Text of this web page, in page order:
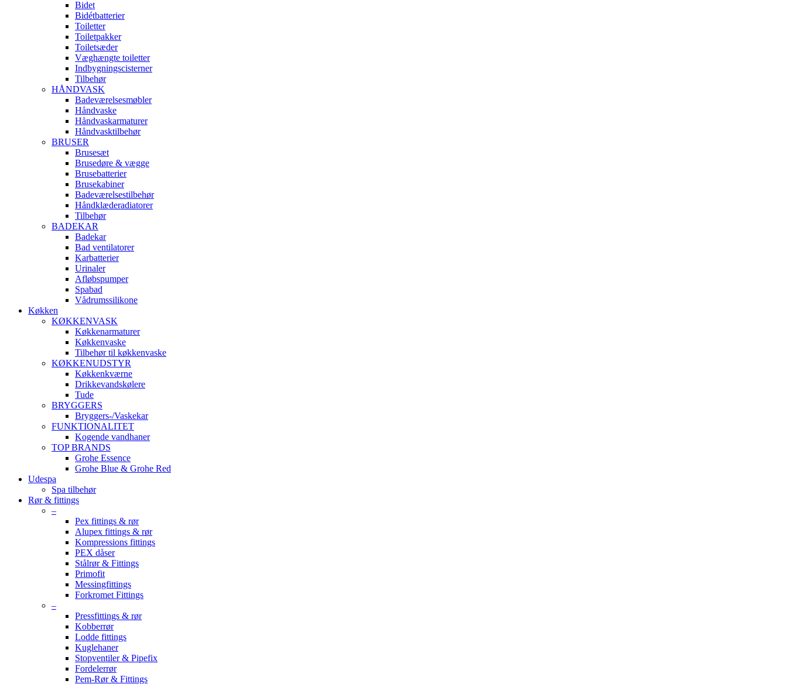
Bidet
Bidétbatterier
Toiletter
Toiletpakker
Toiletsæder
Væghængte toiletter
Indbygningscisterner
Tilbehør
HÅNDVASK
Badeværelsesmøbler
Håndvaske
Håndvaskarmaturer
Håndvasktilbehør
BRUSER
Brusesæt
Brusedøre & vægge
Brusebatterier
Brusekabiner
Badeværelsestilbehør
Håndklæderadiatorer
Tilbehør
BADEKAR
Badekar
Bad ventilatorer
Karbatterier
Urinaler
Afløbspumper
Spabad
Vådrumssilikone
Køkken
KØKKENVASK
Køkkenarmaturer
Køkkenvaske
Tilbehør til køkkenvaske
KØKKENUDSTYR
Køkkenkværne
Drikkevandskølere
Tude
BRYGGERS
Bryggers-/Vaskekar
FUNKTIONALITET
Kogende vandhaner
TOP BRANDS
Grohe Essence
Grohe Blue & Grohe Red
Udespa
Spa tilbehør
Rør & fittings
–
Pex fittings & rør
Alupex fittings & rør
Kompressions fittings
PEX dåser
Stålrør & Fittings
Primofit
Messingfittings
Forkromet Fittings
–
Pressfittings & rør
Kobberrør
Lodde fittings
Kuglehaner
Stopventiler & Pipefix
Fordelerrør
Pem-Rør & Fittings